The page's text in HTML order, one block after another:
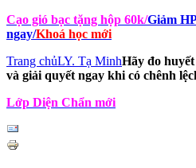
Cạo gió bạc tặng hộp 60k/Giảm
ngay/Khoá học mới
Trang chủLY. Tạ MinhHãy đo
và giải quyết ngay khi có chênh
Lớp Diện Chẩn mới